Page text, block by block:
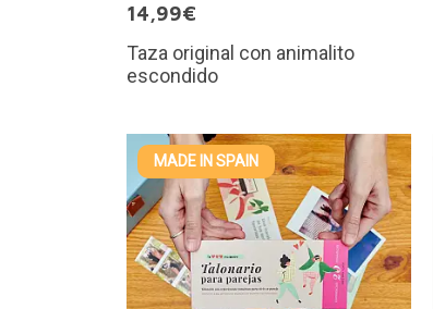
14,99€
Taza original con animalito
escondido
MADE IN SPAIN